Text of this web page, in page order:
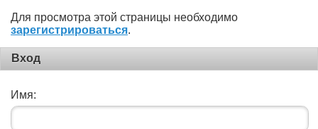
Для просмотра этой страницы необходимо
зарегистрироваться.
Вход
Имя: